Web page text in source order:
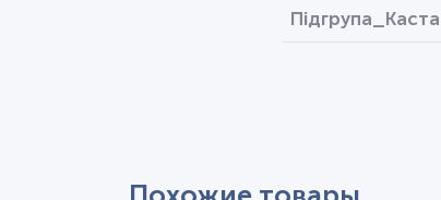
Підгрупа_Каста